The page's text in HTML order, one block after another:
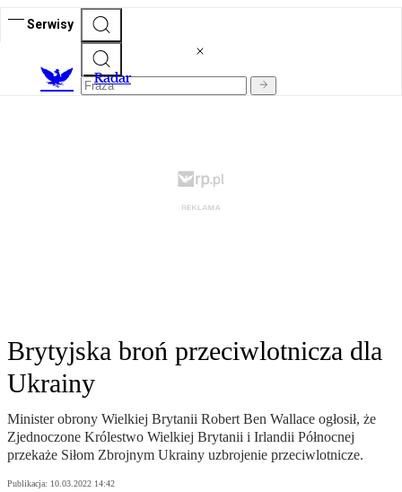
Serwisy
Radar
Brytyjska broń przeciwlotnicza dla
Ukrainy
Minister obrony Wielkiej Brytanii Robert Ben Wallace ogłosił, że
Zjednoczone Królestwo Wielkiej Brytanii i Irlandii Północnej
przekaże Siłom Zbrojnym Ukrainy uzbrojenie przeciwlotnicze.
Publikacja: 10.03.2022 14:42